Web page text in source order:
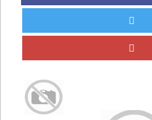
Abonnez-vous à LettrAsso
Menu général
ServiceAsso
Partager